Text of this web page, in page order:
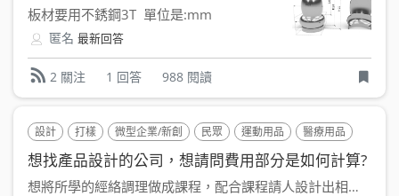
板材要用不銹鋼3T 單位是:mm
匿名 最新回答
2 關注 1 回答 988 閱讀
設計 打樣 微型企業/新創 民眾 運動用品 醫療用品
想找產品設計的公司，想請問費用部分是如何計算?
想將所學的經絡調理做成課程，配合課程請人設計出相關的工具及商...